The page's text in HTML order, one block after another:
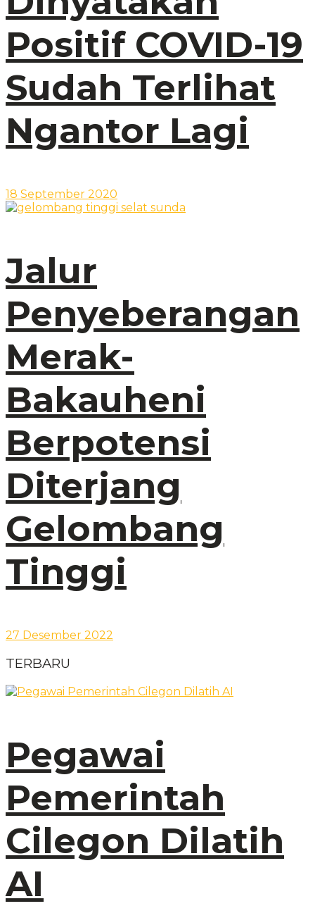
Positif COVID-19
Sudah Terlihat
Ngantor Lagi
18 September 2020
Jalur
Penyeberangan
Merak-
Bakauheni
Berpotensi
Diterjang
Gelombang
Tinggi
27 Desember 2022
TERBARU
Pegawai
Pemerintah
Cilegon Dilatih
AI